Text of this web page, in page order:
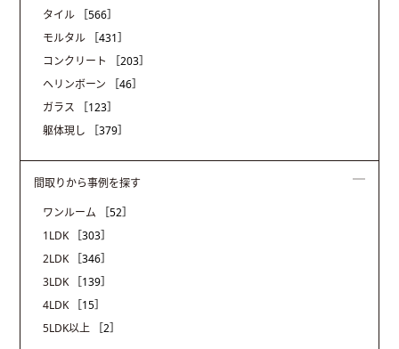
タイル
［566］
モルタル
［431］
コンクリート
［203］
ヘリンボーン
［46］
ガラス
［123］
躯体現し
［379］
間取りから事例を探す
ワンルーム
［52］
1LDK
［303］
2LDK
［346］
3LDK
［139］
4LDK
［15］
5LDK以上
［2］